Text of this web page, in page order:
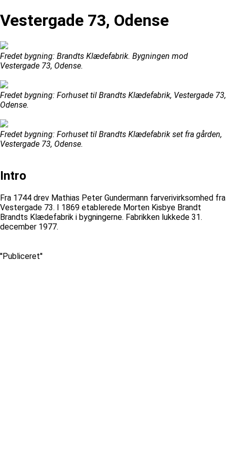
Vestergade 73, Odense
Fredet bygning: Brandts Klædefabrik. Bygningen mod
Vestergade 73, Odense.
Fredet bygning: Forhuset til Brandts Klædefabrik, Vestergade 73,
Odense.
Fredet bygning: Forhuset til Brandts Klædefabrik set fra gården,
Vestergade 73, Odense.
Intro
Fra 1744 drev Mathias Peter Gundermann farverivirksomhed fra
Vestergade 73. I 1869 etablerede Morten Kisbye Brandt
Brandts Klædefabrik i bygningerne. Fabrikken lukkede 31.
december 1977.
''Publiceret''